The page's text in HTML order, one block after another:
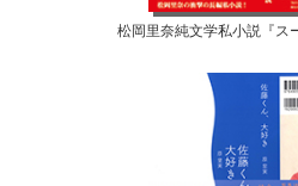
松岡里奈純文学私小説『ス